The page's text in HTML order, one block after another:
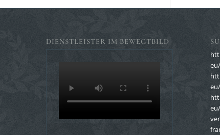
DIENSTLEISTER IM BEWEGTBILD